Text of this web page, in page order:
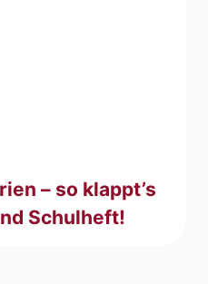
– so klappt’s
Schulheft!